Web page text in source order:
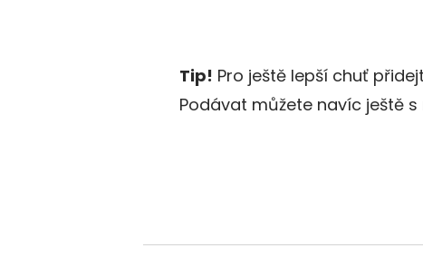
Tip! Pro ještě lepší chuť
Podávat můžete navíc ještě s